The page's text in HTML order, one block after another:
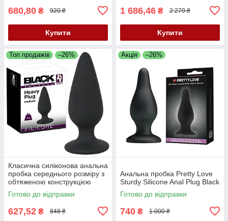
680,80 ₴ 920 ₴
Купити
1 686,46 ₴ 2 279 ₴
Купити
Топ продажів –26%
Класична силіконова анальна
пробка середнього розміру з
обтяженою конструкцією
Black Velvets Heavy Plug
Medium
Готово до відправки
627,52 ₴ 848 ₴
Акція –26%
Анальна пробка Pretty Love
Sturdy Silicone Anal Plug Black
Готово до відправки
740 ₴ 1 000 ₴